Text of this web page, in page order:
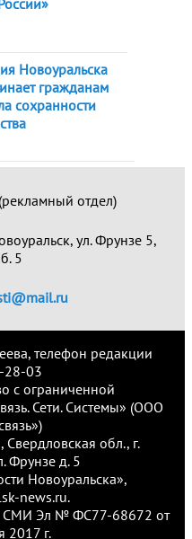
Новоуральска
гражданам
сохранности
отдел)
ул. Фрунзе 5,
5
телефон редакции
28-03
с ограниченной
Сети. Системы» (ООО
обл., г.
Фрунзе д. 5
Новоуральска»,
news.ru.
СМИ Эл № ФС77-68672 от
2017 г.